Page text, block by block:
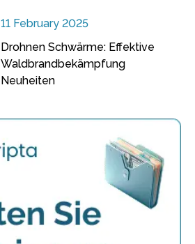
11 February 2025
Drohnen Schwärme: Effektive
Waldbrandbekämpfung
Neuheiten